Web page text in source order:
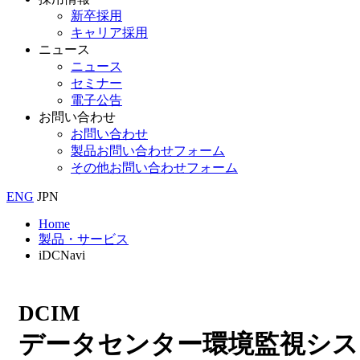
新卒採用
キャリア採用
ニュース
ニュース
セミナー
電子公告
お問い合わせ
お問い合わせ
製品お問い合わせフォーム
その他お問い合わせフォーム
ENG JPN
Home
製品・サービス
iDCNavi
DCIM
データセンター環境監視シ